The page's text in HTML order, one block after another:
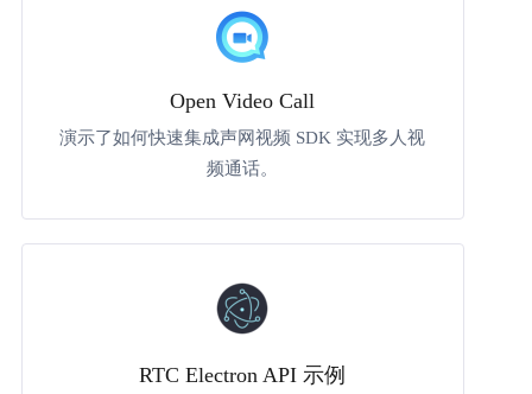
Open Video Call
演示了如何快速集成声网视频 SDK 实现多人视
频通话。
RTC Electron API 示例